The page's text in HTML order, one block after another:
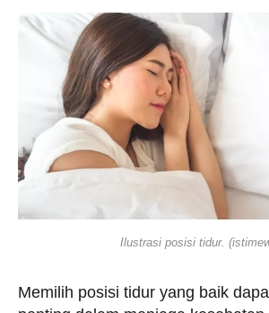
Ilustrasi posisi tidur.
Memilih posisi tidur yang baik